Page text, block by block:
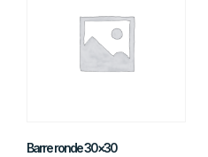
Barre ronde 30×30